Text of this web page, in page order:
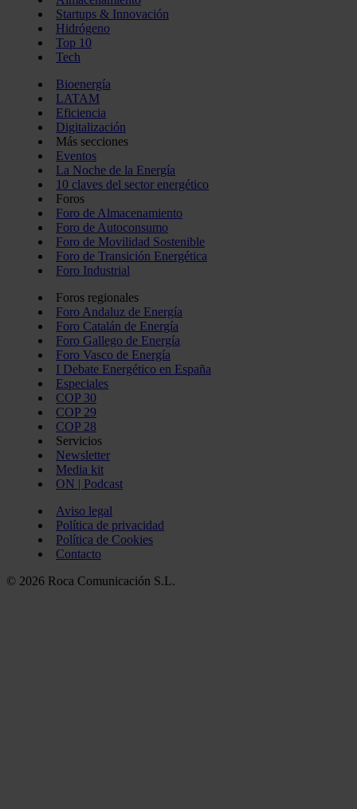
Startups & Innovación
Hidrógeno
Top 10
Tech
Bioenergía
LATAM
Eficiencia
Digitalización
Más secciones
Eventos
La Noche de la Energía
10 claves del sector energético
Foros
Foro de Almacenamiento
Foro de Autoconsumo
Foro de Movilidad Sostenible
Foro de Transición Energética
Foro Industrial
Foros regionales
Foro Andaluz de Energía
Foro Catalán de Energía
Foro Gallego de Energía
Foro Vasco de Energía
I Debate Energético en España
Especiales
COP 30
COP 29
COP 28
Servicios
Newsletter
Media kit
ON | Podcast
Aviso legal
Política de privacidad
Política de Cookies
Contacto
© 2026 Roca Comunicación S.L.